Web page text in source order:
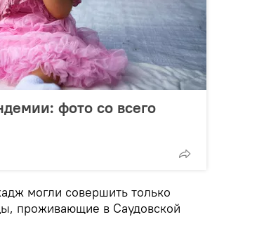
фото со всего
могли совершить только
проживающие в Саудовской